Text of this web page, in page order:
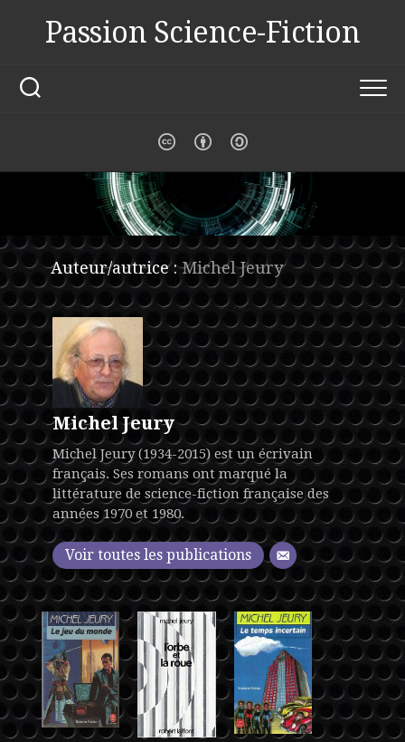
Passion Science-Fiction
Auteur/autrice :Michel Jeury
Michel Jeury
Michel Jeury (1934-2015) est un écrivain
français. Ses romans ont marqué la
littérature de science-fiction française des
années 1970 et 1980.
Voir toutes les publications